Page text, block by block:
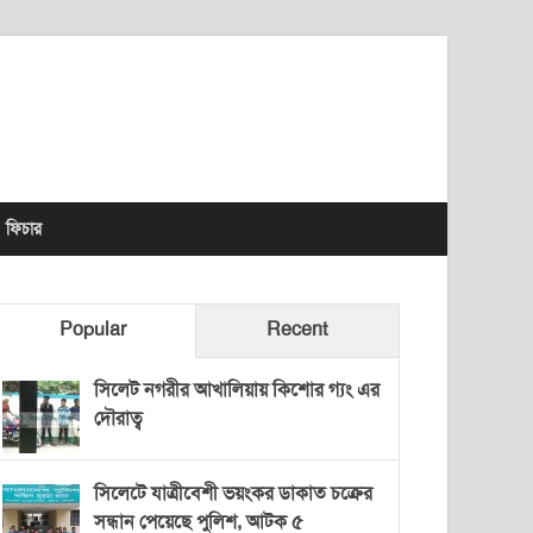
ফিচার
Popular Recent
সিলেট নগরীর আখালিয়ায় কিশোর গ্যং এর
দৌরাত্ব
সিলেটে যাত্রীবেশী ভয়ংকর ডাকাত চক্রের
সন্ধান পেয়েছে পুলিশ, আটক ৫